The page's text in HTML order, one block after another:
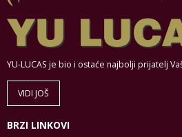
YU-LUCAS je bio i ostaće najbolji prijatelj
VIDI JOŠ
BRZI LINKOVI